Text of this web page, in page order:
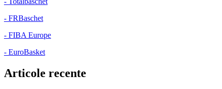
- FRBaschet
- FIBA Europe
- EuroBasket
Articole recente